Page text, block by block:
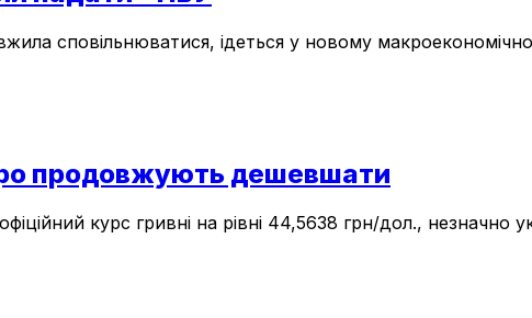
сповільнюватися, ідеться у новому
продовжують дешевшати
курс гривні на рівні 44,5638 грн/дол.,